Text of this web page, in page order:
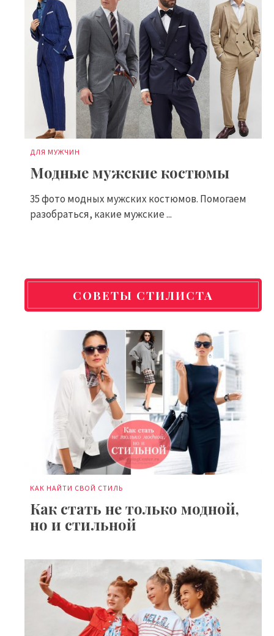
ДЛЯ МУЖЧИН
Модные мужские костюмы
35 фото модных мужских костюмов. Помогаем
разобраться, какие мужские ...
СОВЕТЫ СТИЛИСТА
КАК НАЙТИ СВОЙ СТИЛЬ
Как стать не только модной,
но и стильной